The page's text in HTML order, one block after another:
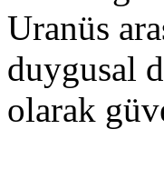
Uranüs
duygusal
olarak